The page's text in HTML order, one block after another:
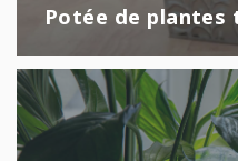
Potée de plantes